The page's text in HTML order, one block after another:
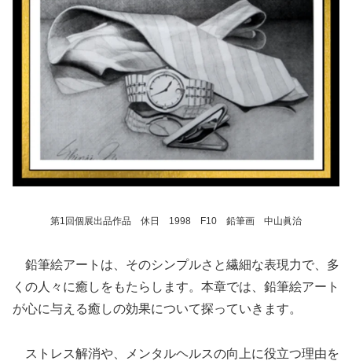
第1回個展出品作品 休日 1998 F10 鉛筆画 中山眞治
鉛筆絵アートは、そのシンプルさと繊細な表現力で、多
くの人々に癒しをもたらします。本章では、鉛筆絵アート
が心に与える癒しの効果について探っていきます。
ストレス解消や、メンタルヘルスの向上に役立つ理由を